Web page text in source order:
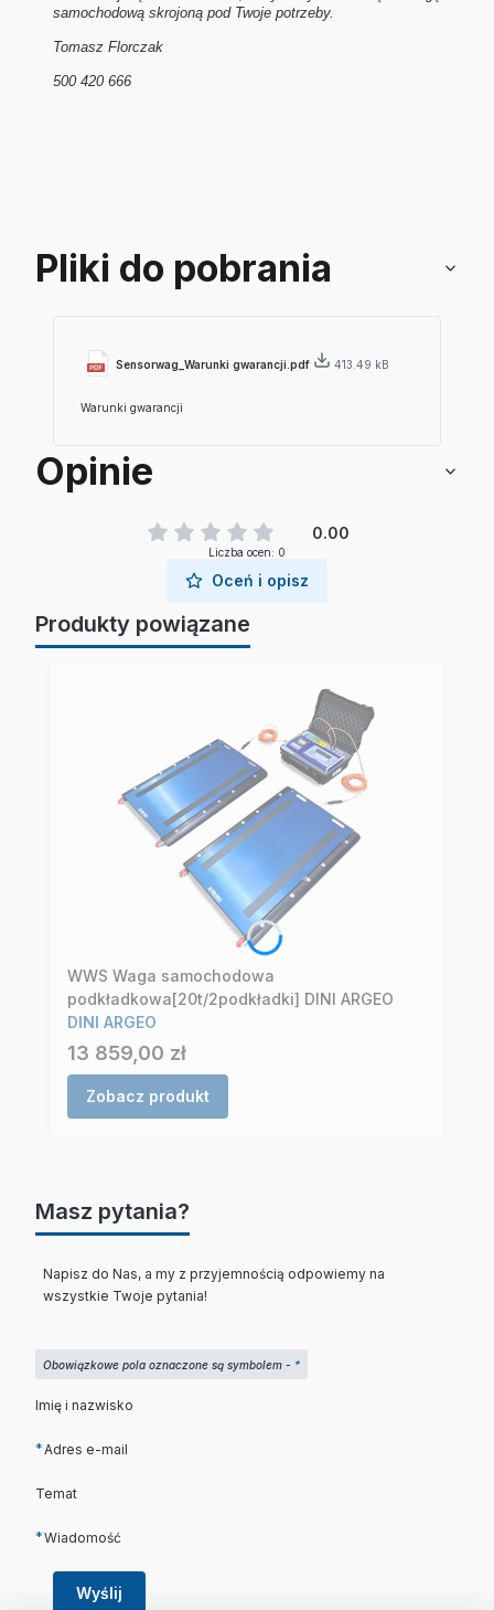
samochodową skrojoną pod Twoje potrzeby.
Tomasz Florczak
500 420 666
Pliki do pobrania
Sensorwag_Warunki gwarancji.pdf 413.49 kB
Warunki gwarancji
Opinie
0.00
Liczba ocen: 0
Oceń i opisz
Produkty powiązane
WWS Waga samochodowa
podkładkowa[20t/2podkładki] DINI ARGEO
DINI ARGEO
Cena
13 859,00 zł
Zobacz produkt
Masz pytania?
Napisz do Nas, a my z przyjemnością odpowiemy na
wszystkie Twoje pytania!
Obowiązkowe pola oznaczone są symbolem - *
Imię i nazwisko
*Adres e-mail
Temat
*Wiadomość
Wyślij